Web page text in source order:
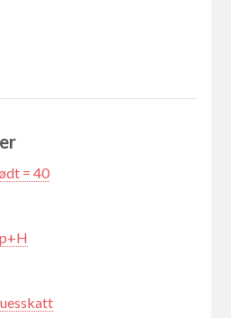
= 40